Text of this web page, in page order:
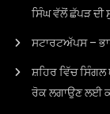
ਸਿੰਘ ਵੱਲੋਂ ਛੱਪੜ
ਸਟਾਰਟਅੱਪਸ –
ਸ਼ਹਿਰ ਵਿੱਚ
ਰੋਕ ਲਗਾਉਣ ਲਈ